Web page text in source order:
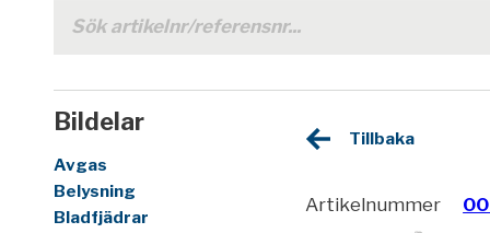
Bildelar
Avgas
Belysning
Bladfjädrar
Tillbaka
Artikelnummer